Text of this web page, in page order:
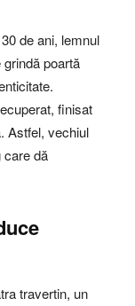
de ani, lemnul
poartă
finisat
Astfel, vechiul
care dă
travertin, un